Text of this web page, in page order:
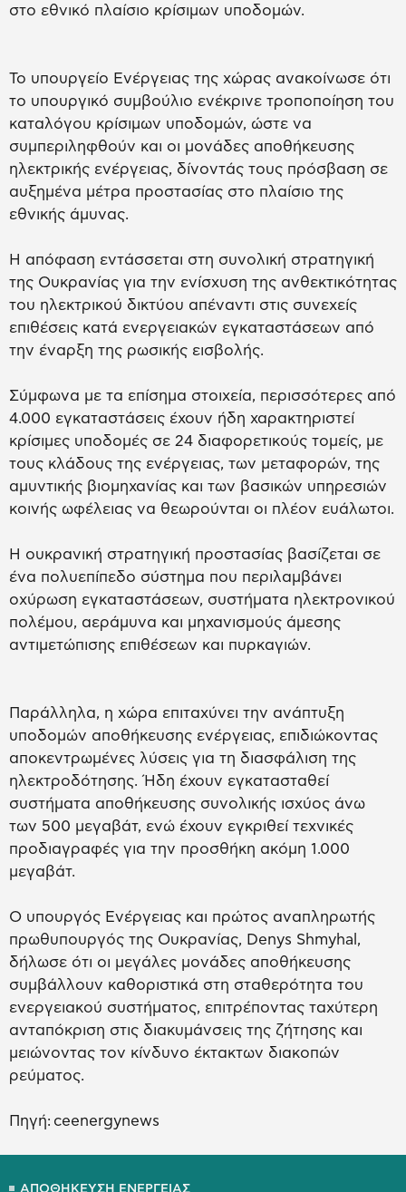
στο εθνικό πλαίσιο κρίσιμων υποδομών.
Το υπουργείο Ενέργειας της χώρας ανακοίνωσε ότι
το υπουργικό συμβούλιο ενέκρινε τροποποίηση του
καταλόγου κρίσιμων υποδομών, ώστε να
συμπεριληφθούν και οι μονάδες αποθήκευσης
ηλεκτρικής ενέργειας, δίνοντάς τους πρόσβαση σε
αυξημένα μέτρα προστασίας στο πλαίσιο της
εθνικής άμυνας.
Η απόφαση εντάσσεται στη συνολική στρατηγική
της Ουκρανίας για την ενίσχυση της ανθεκτικότητας
του ηλεκτρικού δικτύου απέναντι στις συνεχείς
επιθέσεις κατά ενεργειακών εγκαταστάσεων από
την έναρξη της ρωσικής εισβολής.
Σύμφωνα με τα επίσημα στοιχεία, περισσότερες από
4.000 εγκαταστάσεις έχουν ήδη χαρακτηριστεί
κρίσιμες υποδομές σε 24 διαφορετικούς τομείς, με
τους κλάδους της ενέργειας, των μεταφορών, της
αμυντικής βιομηχανίας και των βασικών υπηρεσιών
κοινής ωφέλειας να θεωρούνται οι πλέον ευάλωτοι.
Η ουκρανική στρατηγική προστασίας βασίζεται σε
ένα πολυεπίπεδο σύστημα που περιλαμβάνει
οχύρωση εγκαταστάσεων, συστήματα ηλεκτρονικού
πολέμου, αεράμυνα και μηχανισμούς άμεσης
αντιμετώπισης επιθέσεων και πυρκαγιών.
Παράλληλα, η χώρα επιταχύνει την ανάπτυξη
υποδομών αποθήκευσης ενέργειας, επιδιώκοντας
αποκεντρωμένες λύσεις για τη διασφάλιση της
ηλεκτροδότησης. Ήδη έχουν εγκατασταθεί
συστήματα αποθήκευσης συνολικής ισχύος άνω
των 500 μεγαβάτ, ενώ έχουν εγκριθεί τεχνικές
προδιαγραφές για την προσθήκη ακόμη 1.000
μεγαβάτ.
Ο υπουργός Ενέργειας και πρώτος αναπληρωτής
πρωθυπουργός της Ουκρανίας, Denys Shmyhal,
δήλωσε ότι οι μεγάλες μονάδες αποθήκευσης
συμβάλλουν καθοριστικά στη σταθερότητα του
ενεργειακού συστήματος, επιτρέποντας ταχύτερη
ανταπόκριση στις διακυμάνσεις της ζήτησης και
μειώνοντας τον κίνδυνο έκτακτων διακοπών
ρεύματος.
Πηγή: ceenergynews